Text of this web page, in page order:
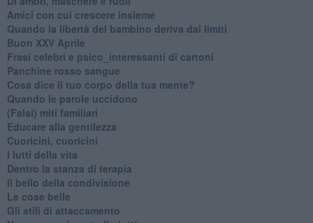
​Amici con cui crescere insieme
​Quando la libertà del bambino deriva dai limiti
Buon XXV Aprile
​Frasi celebri e psico_interessanti di cartoni
​Panchine rosso sangue
​Cosa dice il tuo corpo della tua mente?
​Quando le parole uccidono
​(Falsi) miti familiari
​Educare alla gentilezza
​Cuoricini, cuoricini
I lutti della vita
​Dentro la stanza di terapia
​Il bello della condivisione
Le cose belle
​Gli stili di attaccamento